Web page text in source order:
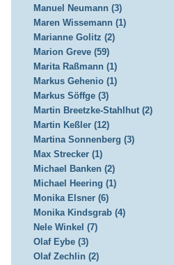
Manuel Neumann (3)
Maren Wissemann (1)
Marianne Golitz (2)
Marion Greve (59)
Marita Raßmann (1)
Markus Gehenio (1)
Markus Söffge (3)
Martin Breetzke-Stahlhut (2)
Martin Keßler (12)
Martina Sonnenberg (3)
Max Strecker (1)
Michael Banken (2)
Michael Heering (1)
Monika Elsner (6)
Monika Kindsgrab (4)
Nele Winkel (7)
Olaf Eybe (3)
Olaf Zechlin (2)